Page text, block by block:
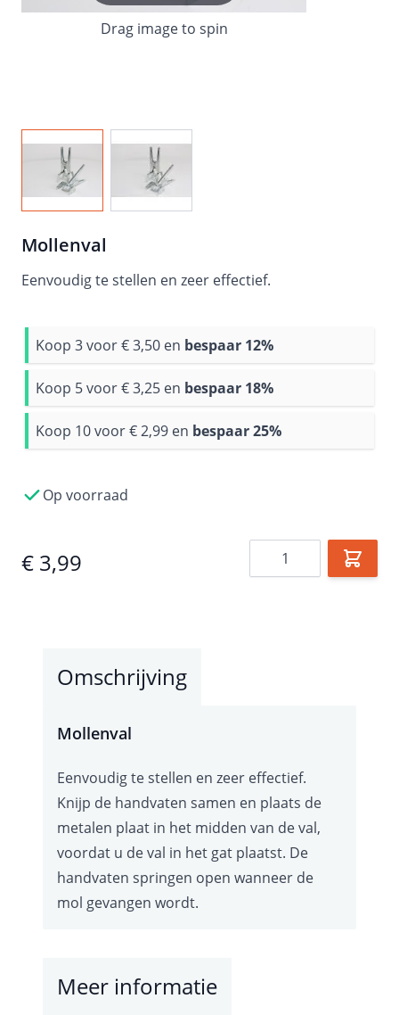
Drag image to spin
View larger image
View larger image
Mollenval
Eenvoudig te stellen en zeer effectief.
Koop 3 voor€ 3,50 en bespaar 12%
Koop 5 voor€ 3,25 en bespaar 18%
Koop 10 voor€ 2,99 en bespaar25%
Op voorraad
€ 3,99 Aantal
Omschrijving
Mollenval
Eenvoudig te stellen en zeer effectief.
Knijp de handvaten samen en plaats de
metalen plaat in het midden van de val,
voordat u de val in het gat plaatst. De
handvaten springen open wanneer de
mol gevangen wordt.
Meer informatie